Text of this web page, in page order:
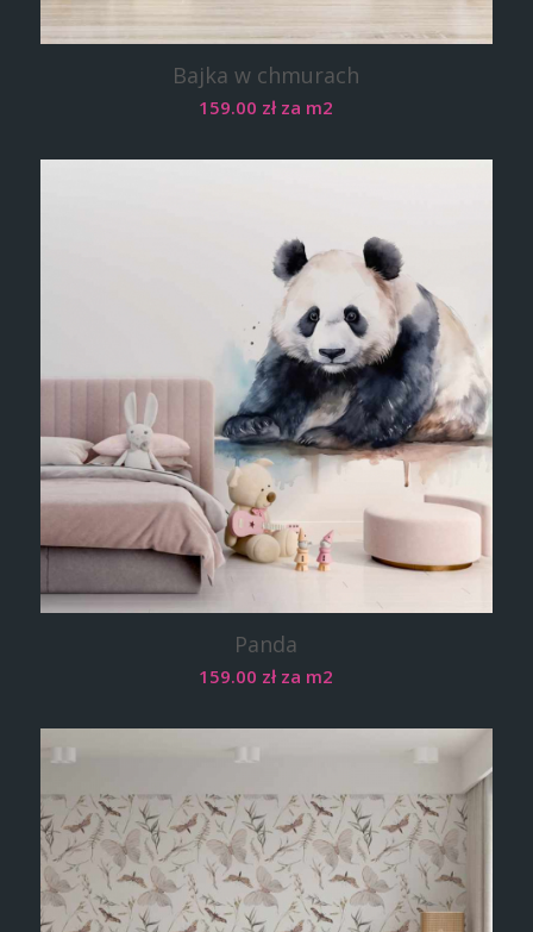
Bajka w chmurach
159.00 zł za m2
Panda
159.00 zł za m2